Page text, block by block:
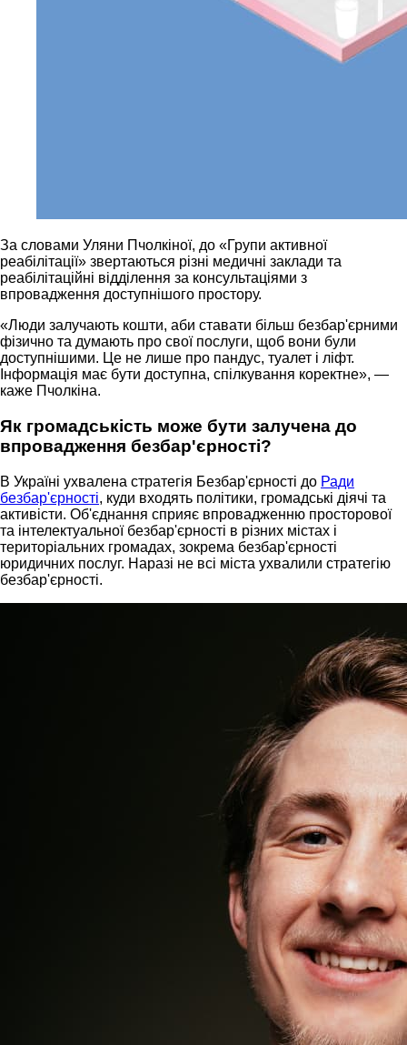
За словами Уляни Пчолкіної, до «Групи активної
реабілітації» звертаються різні медичні заклади та
реабілітаційні відділення за консультаціями з
впровадження доступнішого простору.
«Люди залучають кошти, аби ставати більш безбар'єрними
фізично та думають про свої послуги, щоб вони були
доступнішими. Це не лише про пандус, туалет і ліфт.
Інформація має бути доступна, спілкування коректне», —
каже Пчолкіна.
Як громадськість може бути залучена до
впровадження безбар'єрності?
В Україні ухвалена стратегія Безбар'єрності до Ради
безбар'єрності, куди входять політики, громадські діячі та
активісти. Об'єднання сприяє впровадженню просторової
та інтелектуальної безбар'єрності в різних містах і
територіальних громадах, зокрема безбар'єрності
юридичних послуг. Наразі не всі міста ухвалили стратегію
безбар'єрності.